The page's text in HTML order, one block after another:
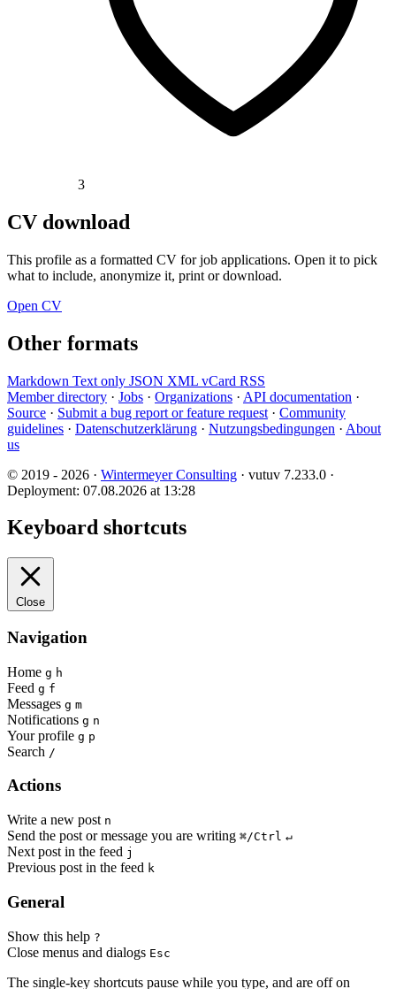
3
CV download
This profile as a formatted CV for job applications. Open it to pick
what to include, anonymize it, print or download.
Open CV
Other formats
Markdown Text only JSON XML vCard RSS
Member directory · Jobs · Organizations · API documentation ·
Source · Submit a bug report or feature request · Community
guidelines · Datenschutzerklärung · Nutzungsbedingungen · About
us
© 2019 - 2026 · Wintermeyer Consulting · vutuv 7.233.0 ·
Deployment: 07.08.2026 at 13:28
Keyboard shortcuts
Close
Navigation
Home g h
Feed g f
Messages g m
Notifications g n
Your profile g p
Search /
Actions
Write a new post n
Send the post or message you are writing ⌘/Ctrl ↵
Next post in the feed j
Previous post in the feed k
General
Show this help ?
Close menus and dialogs Esc
The single-key shortcuts pause while you type, and are off on